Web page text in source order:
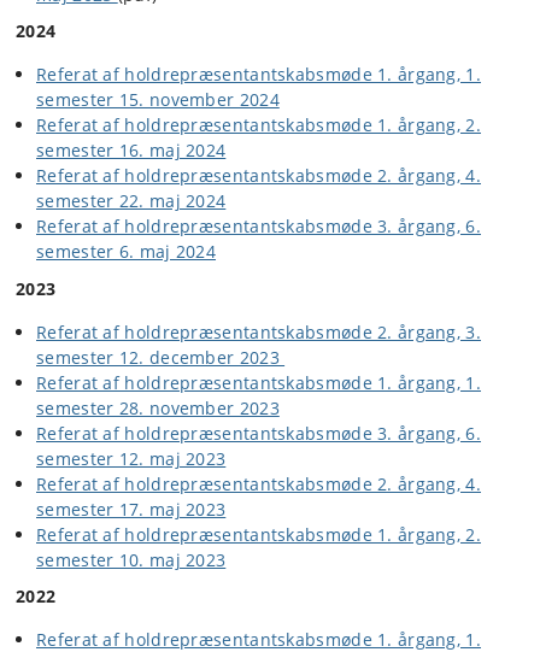
2024
Referat af holdrepræsentantskabsmøde 1. årgang, 1.
semester 15. november 2024
Referat af holdrepræsentantskabsmøde 1. årgang, 2.
semester 16. maj 2024
Referat af holdrepræsentantskabsmøde 2. årgang, 4.
semester 22. maj 2024
Referat af holdrepræsentantskabsmøde 3. årgang, 6.
semester 6. maj 2024
2023
Referat af holdrepræsentantskabsmøde 2. årgang, 3.
semester 12. december 2023
Referat af holdrepræsentantskabsmøde 1. årgang, 1.
semester 28. november 2023
Referat af holdrepræsentantskabsmøde 3. årgang, 6.
semester 12. maj 2023
Referat af holdrepræsentantskabsmøde 2. årgang, 4.
semester 17. maj 2023
Referat af holdrepræsentantskabsmøde 1. årgang, 2.
semester 10. maj 2023
2022
Referat af holdrepræsentantskabsmøde 1. årgang, 1.